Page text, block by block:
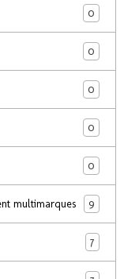
0
0
0
0
0
multimarques 9
7